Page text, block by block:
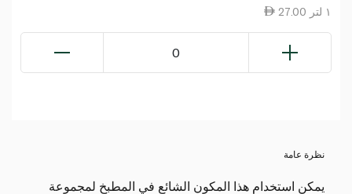
27.00 ١ لتر
0
نظرة عامة
يمكن استخدام هذا المكون الشائع في المطبخ لمجموعة